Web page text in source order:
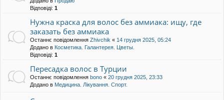
Відповіді: 1
Нужна краска для волос без аммиака: ищу, где
заказать без аммиака
Останнє повідомлення Zhivchik « 14 грудня 2025, 05:24
Додано в Косметика. Галантерея. Цветы.
Відповіді: 1
Пересадка волос в Турции
Останнє повідомлення bono « 20 грудня 2025, 23:33
Додано в Медицина. Лікування. Спорт.